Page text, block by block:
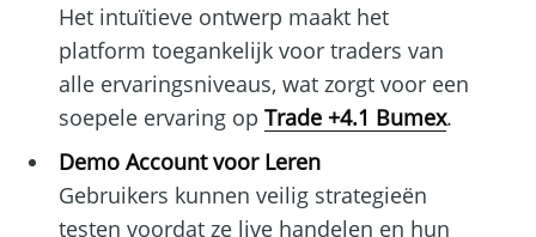
Het intuïtieve ontwerp maakt het
platform toegankelijk voor traders van
alle ervaringsniveaus, wat zorgt voor een
soepele ervaring op Trade +4.1 Bumex.
Demo Account voor Leren
Gebruikers kunnen veilig strategieën
testen voordat ze live handelen en hun